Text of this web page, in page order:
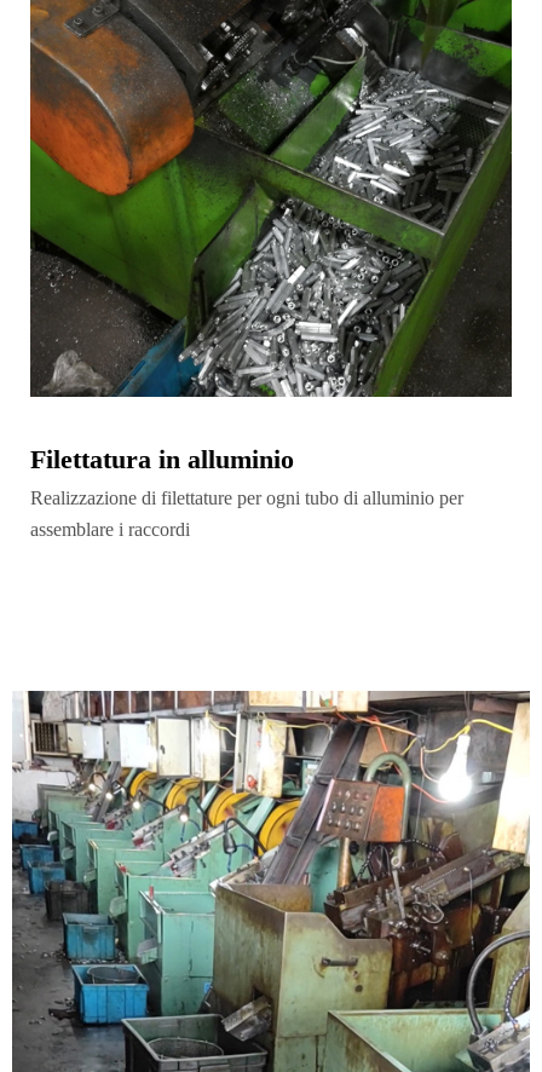
Filettatura in alluminio
Realizzazione di filettature per ogni tubo di alluminio per
assemblare i raccordi